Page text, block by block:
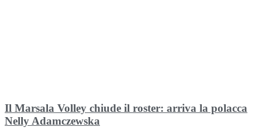
Il Marsala Volley chiude il roster: arriva la polacca
Nelly Adamczewska